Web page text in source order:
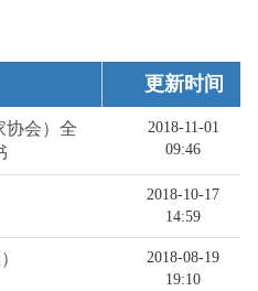
更新时间
协会）全
2018-11-01
09:46
2018-10-17
14:59
2018-08-19
19:10